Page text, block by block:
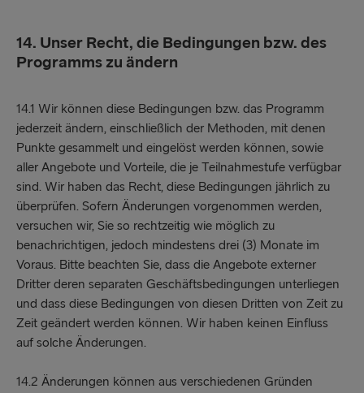
14. Unser Recht, die Bedingungen bzw. des
Programms zu ändern
14.1 Wir können diese Bedingungen bzw. das Programm
jederzeit ändern, einschließlich der Methoden, mit denen
Punkte gesammelt und eingelöst werden können, sowie
aller Angebote und Vorteile, die je Teilnahmestufe verfügbar
sind. Wir haben das Recht, diese Bedingungen jährlich zu
überprüfen. Sofern Änderungen vorgenommen werden,
versuchen wir, Sie so rechtzeitig wie möglich zu
benachrichtigen, jedoch mindestens drei (3) Monate im
Voraus. Bitte beachten Sie, dass die Angebote externer
Dritter deren separaten Geschäftsbedingungen unterliegen
und dass diese Bedingungen von diesen Dritten von Zeit zu
Zeit geändert werden können. Wir haben keinen Einfluss
auf solche Änderungen.
14.2 Änderungen können aus verschiedenen Gründen